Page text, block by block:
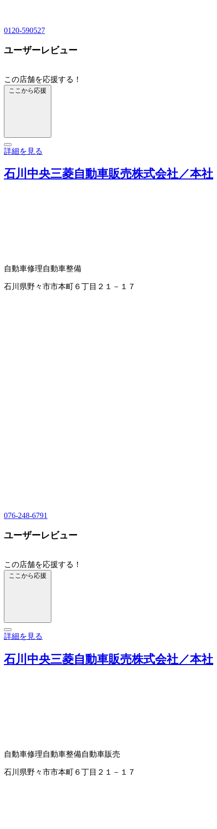
0120-590527
ユーザーレビュー
この店舗を応援する！
ここから応援
詳細を見る
石川中央三菱自動車販売株式会社／本社
自動車修理自動車整備
石川県野々市市本町６丁目２１－１７
076-248-6791
ユーザーレビュー
この店舗を応援する！
ここから応援
詳細を見る
石川中央三菱自動車販売株式会社／本社
自動車修理自動車整備自動車販売
石川県野々市市本町６丁目２１－１７